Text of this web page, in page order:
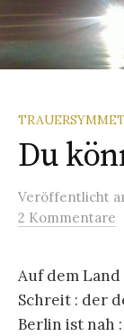
Du
Veröffentlicht
2 Kommentare
Auf dem
Schreit : der
Berlin ist nah